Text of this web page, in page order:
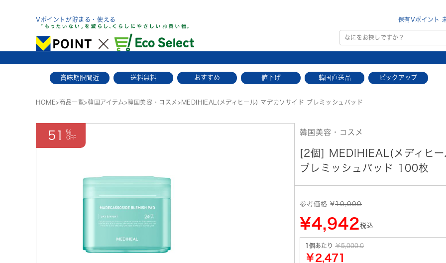
Vポイントが貯まる・使える 保有Vポイント
賞味期限間近 送料無料 おすすめ 値下げ 韓国直送品 ピックアップ
HOME>商品一覧>韓国アイテム >韓国美容・コスメ> MEDIHIEAL(メディヒール) マデカソサイド ブレミッシュパッド
51 韓国美容・コスメ
[2個] MEDIHIEAL(メディヒー
ブレミッシュパッド 100枚
参考価格 ¥10,000
¥4,942税込
1個あたり ￥5,000.0
￥2,471